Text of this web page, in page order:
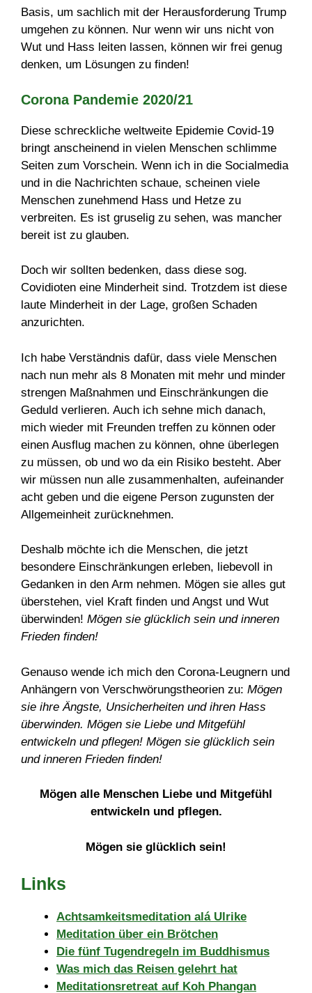
Basis, um sachlich mit der Herausforderung Trump
umgehen zu können. Nur wenn wir uns nicht von
Wut und Hass leiten lassen, können wir frei genug
denken, um Lösungen zu finden!
Corona Pandemie 2020/21
Diese schreckliche weltweite Epidemie Covid-19
bringt anscheinend in vielen Menschen schlimme
Seiten zum Vorschein. Wenn ich in die Socialmedia
und in die Nachrichten schaue, scheinen viele
Menschen zunehmend Hass und Hetze zu
verbreiten. Es ist gruselig zu sehen, was mancher
bereit ist zu glauben.
Doch wir sollten bedenken, dass diese sog.
Covidioten eine Minderheit sind. Trotzdem ist diese
laute Minderheit in der Lage, großen Schaden
anzurichten.
Ich habe Verständnis dafür, dass viele Menschen
nach nun mehr als 8 Monaten mit mehr und minder
strengen Maßnahmen und Einschränkungen die
Geduld verlieren. Auch ich sehne mich danach,
mich wieder mit Freunden treffen zu können oder
einen Ausflug machen zu können, ohne überlegen
zu müssen, ob und wo da ein Risiko besteht. Aber
wir müssen nun alle zusammenhalten, aufeinander
acht geben und die eigene Person zugunsten der
Allgemeinheit zurücknehmen.
Deshalb möchte ich die Menschen, die jetzt
besondere Einschränkungen erleben, liebevoll in
Gedanken in den Arm nehmen. Mögen sie alles gut
überstehen, viel Kraft finden und Angst und Wut
überwinden! Mögen sie glücklich sein und inneren
Frieden finden!
Genauso wende ich mich den Corona-Leugnern und
Anhängern von Verschwörungstheorien zu: Mögen
sie ihre Ängste, Unsicherheiten und ihren Hass
überwinden. Mögen sie Liebe und Mitgefühl
entwickeln und pflegen! Mögen sie glücklich sein
und inneren Frieden finden!
Mögen alle Menschen Liebe und Mitgefühl
entwickeln und pflegen.
Mögen sie glücklich sein!
Links
Achtsamkeitsmeditation alá Ulrike
Meditation über ein Brötchen
Die fünf Tugendregeln im Buddhismus
Was mich das Reisen gelehrt hat
Meditationsretreat auf Koh Phangan